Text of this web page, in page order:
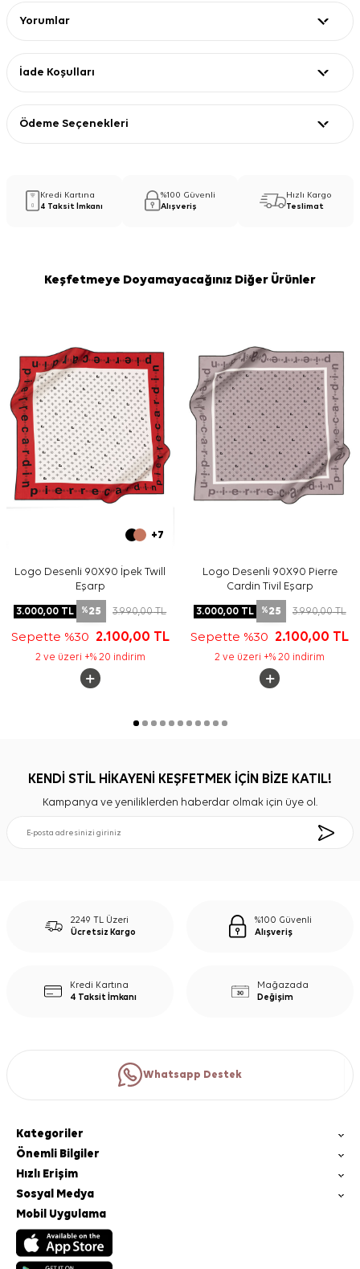
Yorumlar
İade Koşulları
Ödeme Seçenekleri
Kredi Kartına
4 Taksit İmkanı
%100 Güvenli
Alışveriş
Hızlı Kargo
Teslimat
Keşfetmeye Doyamayacağınız Diğer Ürünler
+7
Logo Desenli 90X90 İpek Twill
Eşarp
3.000,00 TL %25 3.990,00TL
Sepette %30 2.100,00 TL
2 ve üzeri +% 20 indirim
Logo Desenli 90X90 Pierre
Cardin Tivil Eşarp
3.000,00TL %25 3.990,00TL
Sepette %30 2.100,00 TL
2 ve üzeri +% 20 indirim
KENDİ STİL HİKAYENİ KEŞFETMEK İÇİN BİZE KATIL!
Kampanya ve yeniliklerden haberdar olmak için üye ol.
2249 TL Üzeri
Ücretsiz Kargo
%100 Güvenli
Alışveriş
Kredi Kartına
4 Taksit İmkanı
Mağazada
Değişim
Whatsapp Destek
Kategoriler
Önemli Bilgiler
Hızlı Erişim
Sosyal Medya
Mobil Uygulama